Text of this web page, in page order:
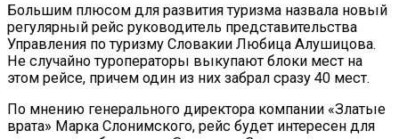
Большим плюсом для развития туризма назвала новый
регулярный рейс руководитель представительства
Управления по туризму Словакии Любица Алушицова.
Не случайно туроператоры выкупают блоки мест на
этом рейсе, причем один из них забрал сразу 40 мест.
По мнению генерального директора компании «Златые
врата» Марка Слонимского, рейс будет интересен для